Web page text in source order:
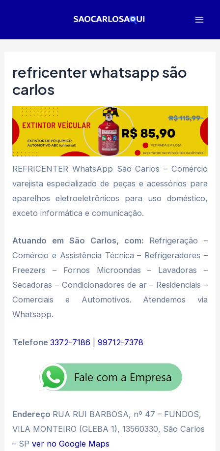
refricenter whatsapp são
carlos
REFRICENTER WhatsApp São Carlos – Comércio
varejista especializado de peças e acessórios para
aparelhos eletroeletrônicos para uso doméstico,
exceto informática e comunicação.
Atuando em São Carlos, com: Refrigeração –
Comércio e Assistência Técnica – Refrigeradores –
Freezers – Fornos Microondas – Lavadoras –
Secadoras – Condicionadores de ar – Residenciais –
Comerciais e Automotivos. Atendemos via
Whatsapp.
Telefone3372-7186 |99712-7378
Endereço RUA RUI BARBOSA, nº 47 – FUNDOS,
VILA MONTEIRO (GLEBA 1), 13560330, São Carlos
– SPver no Google Maps